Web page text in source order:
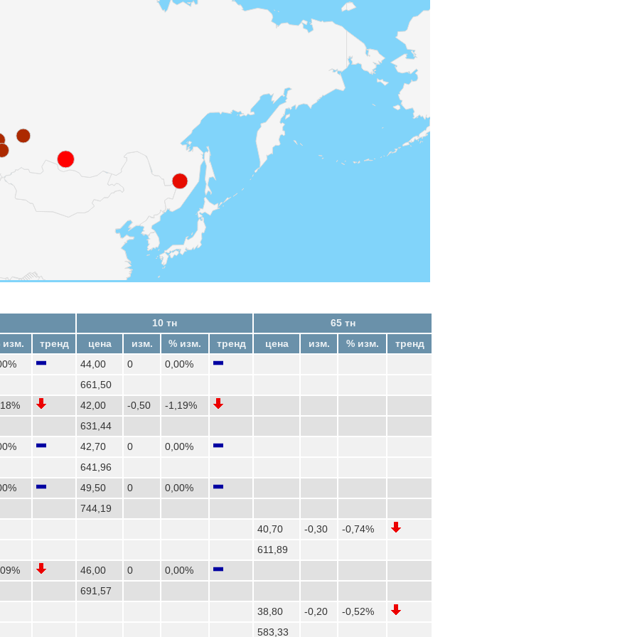
10 тн
65 тн
изм. тренд цена изм. % изм. тренд цена изм. % изм. тренд
44,00 0
0,00%
661,50
42,00 -0,50
-1,19%
631,44
42,70 0
0,00%
641,96
49,50 0
0,00%
744,19
40,70 -0,30
-0,74%
611,89
46,00 0
0,00%
691,57
38,80 -0,20
-0,52%
583,33